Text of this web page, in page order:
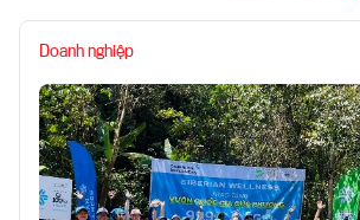
Doanh nghiệp